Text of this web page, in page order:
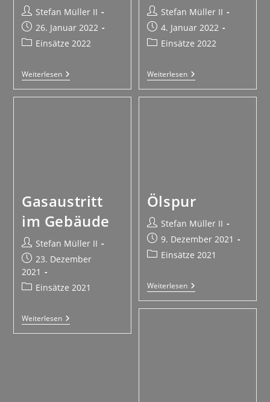
Stefan Müller II
26. Januar 2022
Einsätze 2022
Weiterlesen
Stefan Müller II
4. Januar 2022
Einsätze 2022
Weiterlesen
Gasaustritt
im Gebäude
Stefan Müller II
23. Dezember
2021
Einsätze 2021
Weiterlesen
Ölspur
Stefan Müller II
9. Dezember 2021
Einsätze 2021
Weiterlesen